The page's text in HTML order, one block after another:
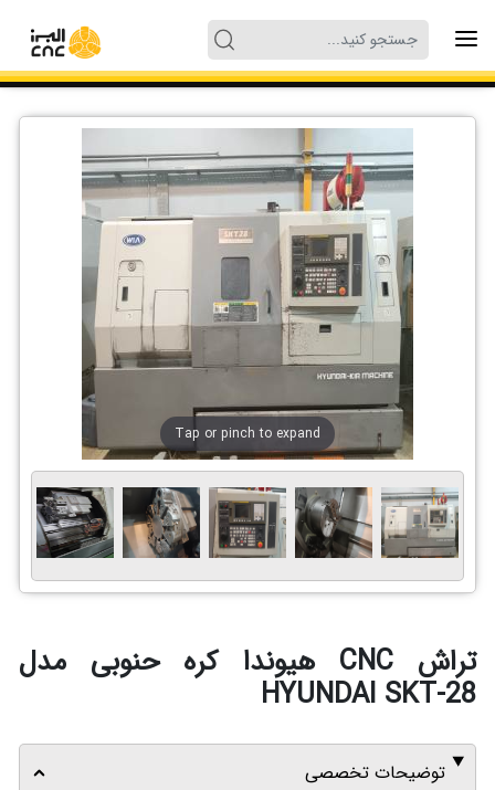
Tap or pinch to expand
تراش CNC هیوندا کره حنوبی مدل
HYUNDAI SKT-28
توضیحات تخصصی